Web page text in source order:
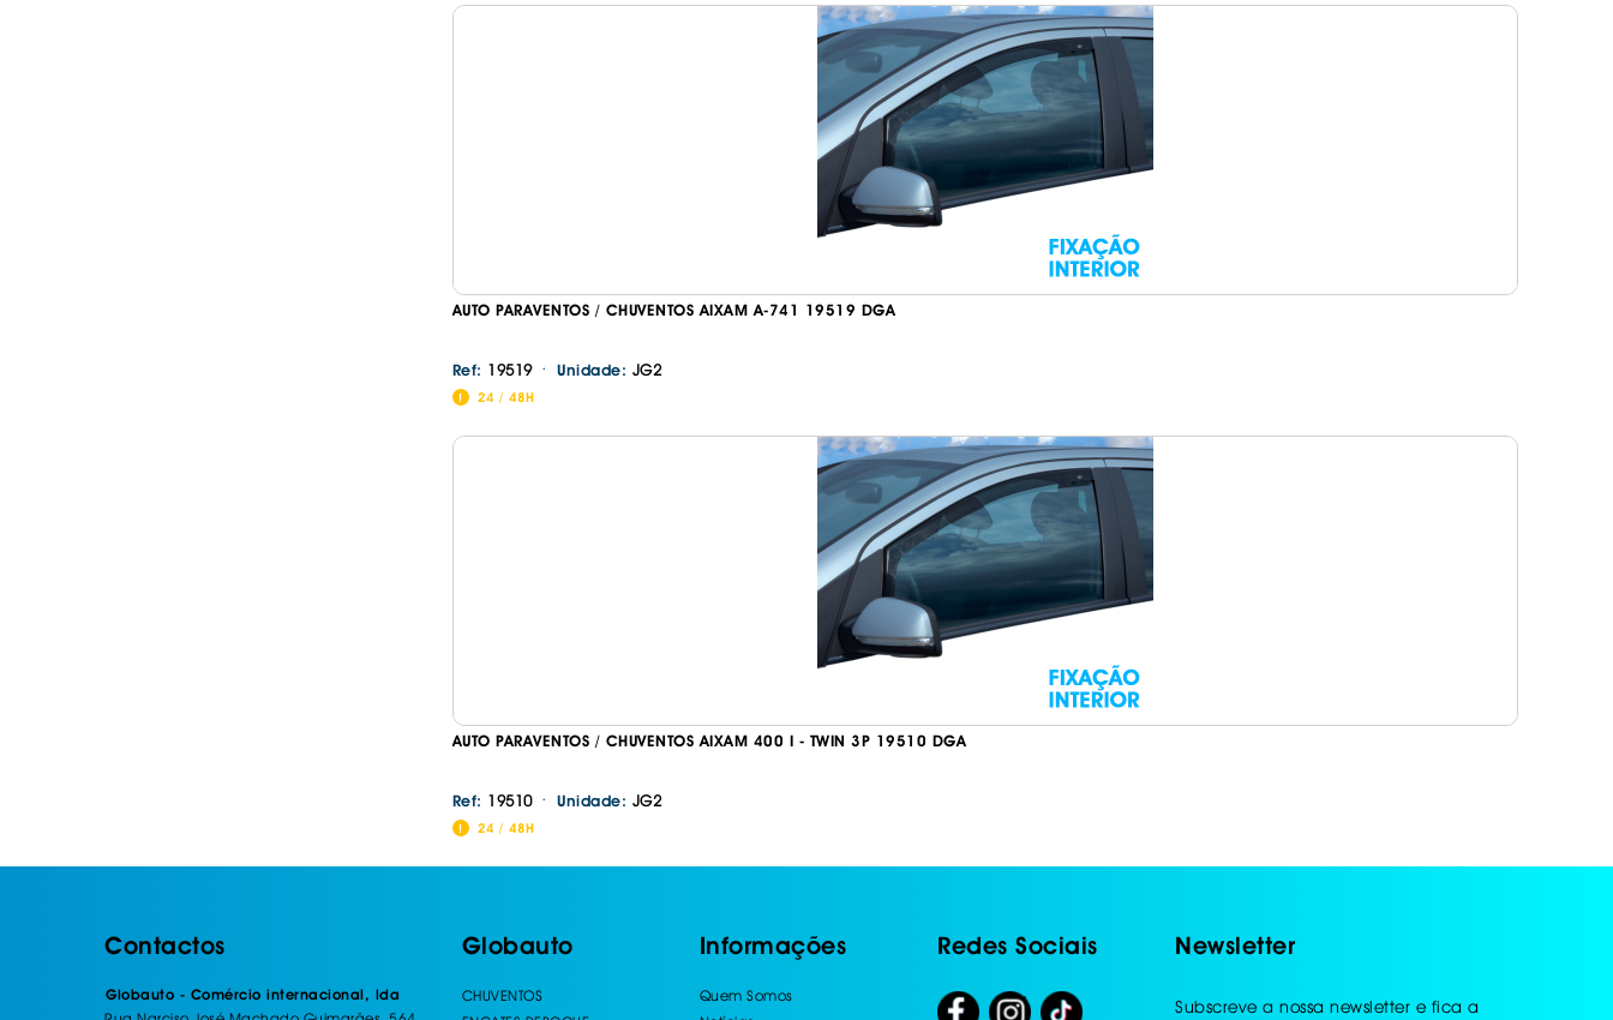
AUTO PARAVENTOS / CHUVENTOS AIXAM A-741 19519 DGA
Ref: 19519 · Unidade: JG2
24 / 48H
AUTO PARAVENTOS / CHUVENTOS AIXAM 400 I - TWIN 3P 19510 DGA
Ref: 19510 · Unidade: JG2
24 / 48H
Contactos
Globauto - Comércio internacional, lda
Globauto
CHUVENTOS
Informações
Quem Somos
Redes Sociais Newsletter
Subscreve a nossa newsletter e fica a